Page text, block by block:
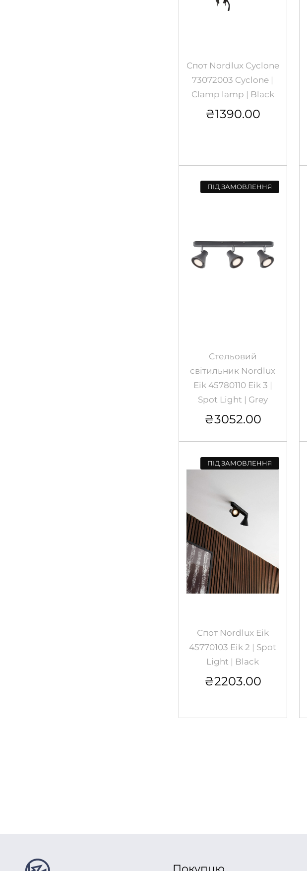
Спот Nordlux Cyclone
73072003 Cyclone |
Clamp lamp | Black
₴1390.00
ПІД ЗАМОВЛЕННЯ
Стельовий
світильник Nordlux
Eik 45780110 Eik 3 |
Spot Light | Grey
₴3052.00
ПІД ЗАМОВЛЕННЯ
Спот Nordlux Eik
45770103 Eik 2 | Spot
Light | Black
₴2203.00